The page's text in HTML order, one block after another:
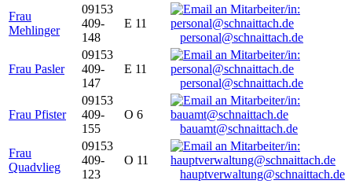
Frau
Mehlinger
09153
409-
148
E 11
personal@schnaittach.de
Frau Pasler
09153
409-
147
E 11
personal@schnaittach.de
Frau Pfister
09153
409-
155
O 6
bauamt@schnaittach.de
Frau
Quadvlieg
09153
409-
123
O 11
hauptverwaltung@schnaittach.de